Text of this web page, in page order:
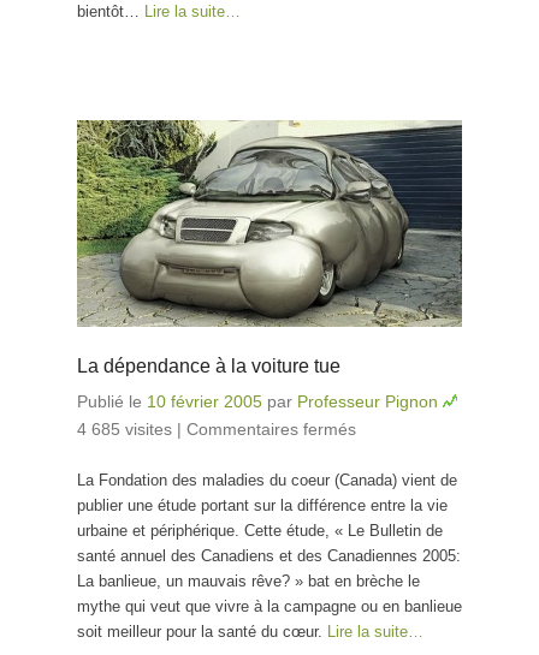
bientôt… Lire la suite…
La dépendance à la voiture tue
Publié le 10 février 2005 par Professeur Pignon
4 685 visites | Commentaires fermés
voiture tue
La Fondation des maladies du coeur (Canada) vient de
publier une étude portant sur la différence entre la vie
urbaine et périphérique. Cette étude, « Le Bulletin de
santé annuel des Canadiens et des Canadiennes 2005:
La banlieue, un mauvais rêve? » bat en brèche le
mythe qui veut que vivre à la campagne ou en banlieue
soit meilleur pour la santé du cœur. Lire la suite…